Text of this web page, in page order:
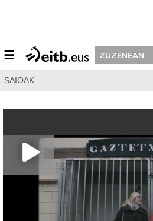
☰ ZUZENEAN
SAIOAK